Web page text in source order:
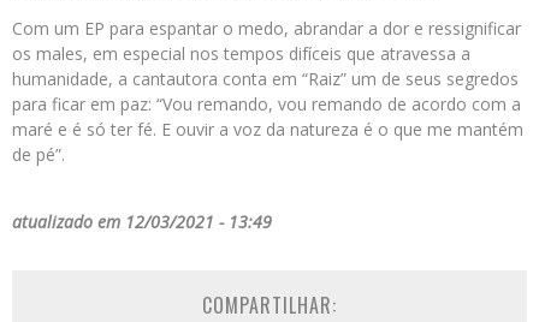
Com um EP para espantar o medo, abrandar a dor e ressignificar
os males, em especial nos tempos difíceis que atravessa a
humanidade, a cantautora conta em “Raiz” um de seus segredos
para ficar em paz: “Vou remando, vou remando de acordo com a
maré e é só ter fé. E ouvir a voz da natureza é o que me mantém
de pé”.
atualizado em 12/03/2021 - 13:49
COMPARTILHAR: